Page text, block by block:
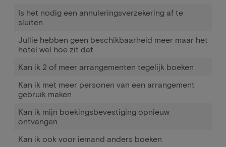
Is het nodig een annuleringsverzekering af te
sluiten
Jullie hebben geen beschikbaarheid meer maar het
hotel wel hoe zit dat
Kan ik 2 of meer arrangementen tegelijk boeken
Kan ik met meer personen van een arrangement
gebruik maken
Kan ik mijn boekingsbevestiging opnieuw
ontvangen
Kan ik ook voor iemand anders boeken